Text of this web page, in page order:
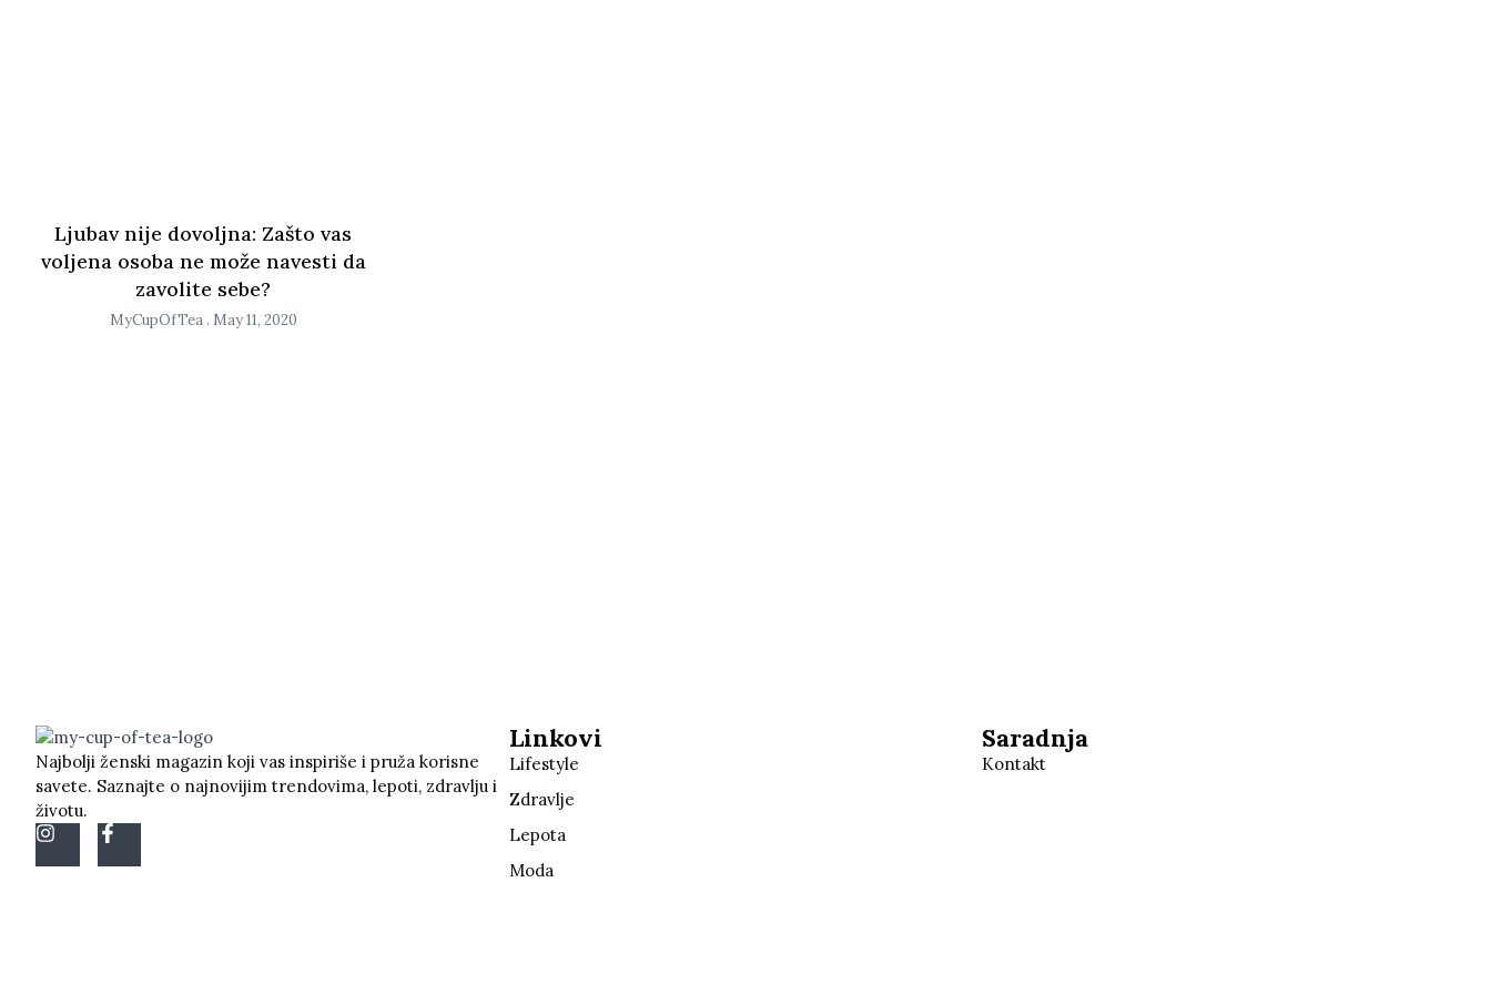
Ljubav nije dovoljna: Zašto vas
voljena osoba ne može navesti da
zavolite sebe?
MyCupOfTea May 11, 2020
Najbolji ženski magazin koji vas inspiriše i pruža korisne
savete. Saznajte o najnovijim trendovima, lepoti, zdravlju i
životu.
Linkovi
Lifestyle
Zdravlje
Lepota
Moda
Saradnja
Kontakt